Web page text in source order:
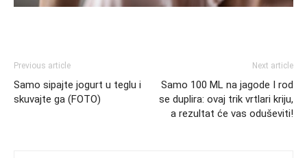
Previous article
Samo sipajte jogurt u teglu i
skuvajte ga (FOTO)
Next article
Samo 100 ML na jagode I rod
se duplira: ovaj trik vrtlari kriju,
a rezultat će vas oduševiti!